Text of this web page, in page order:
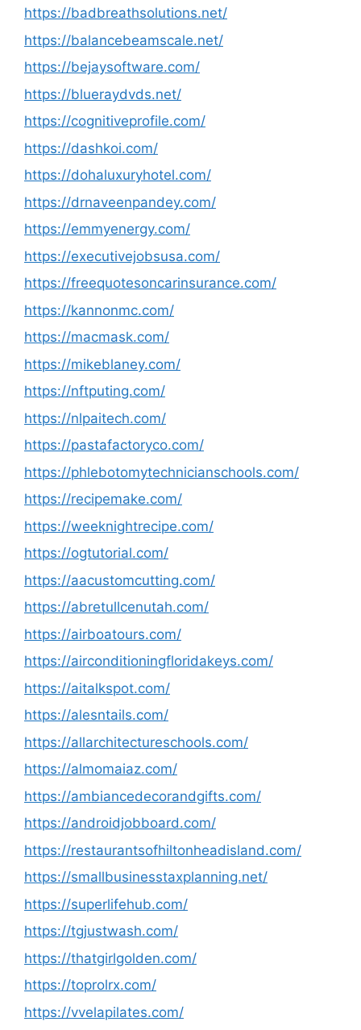
https://badbreathsolutions.net/
https://balancebeamscale.net/
https://bejaysoftware.com/
https://blueraydvds.net/
https://cognitiveprofile.com/
https://dashkoi.com/
https://dohaluxuryhotel.com/
https://drnaveenpandey.com/
https://emmyenergy.com/
https://executivejobsusa.com/
https://freequotesoncarinsurance.com/
https://kannonmc.com/
https://macmask.com/
https://mikeblaney.com/
https://nftputing.com/
https://nlpaitech.com/
https://pastafactoryco.com/
https://phlebotomytechnicianschools.com/
https://recipemake.com/
https://weeknightrecipe.com/
https://ogtutorial.com/
https://aacustomcutting.com/
https://abretullcenutah.com/
https://airboatours.com/
https://airconditioningfloridakeys.com/
https://aitalkspot.com/
https://alesntails.com/
https://allarchitectureschools.com/
https://almomaiaz.com/
https://ambiancedecorandgifts.com/
https://androidjobboard.com/
https://restaurantsofhiltonheadisland.com/
https://smallbusinesstaxplanning.net/
https://superlifehub.com/
https://tgjustwash.com/
https://thatgirlgolden.com/
https://toprolrx.com/
https://vvelapilates.com/